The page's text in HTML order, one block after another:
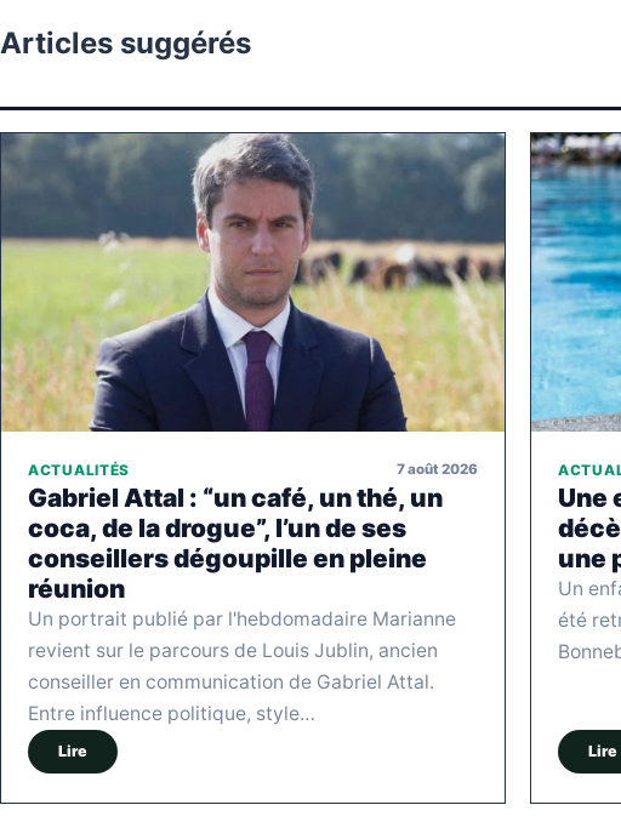
Articles suggérés
ACTUALITÉS 7 août 2026
Gabriel Attal : “un café, un thé, un
coca, de la drogue”, l’un de ses
conseillers dégoupille en pleine
réunion
Un portrait publié par l'hebdomadaire Marianne
revient sur le parcours de Louis Jublin, ancien
conseiller en communication de Gabriel Attal.
Entre influence politique, style…
Lire
Une
une
Un
été
Lire